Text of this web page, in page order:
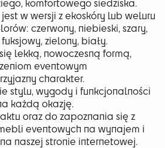
komfortowego siedziska.
w wersji z ekoskóry lub weluru
czerwony, niebieski, szary,
zielony, biały.
lekką, nowoczesną formą,
eventowym
charakter.
stylu, wygody i funkcjonalności
każdą okazję.
oraz do zapoznania się z
eventowych na wynajem i
naszej stronie internetowej.